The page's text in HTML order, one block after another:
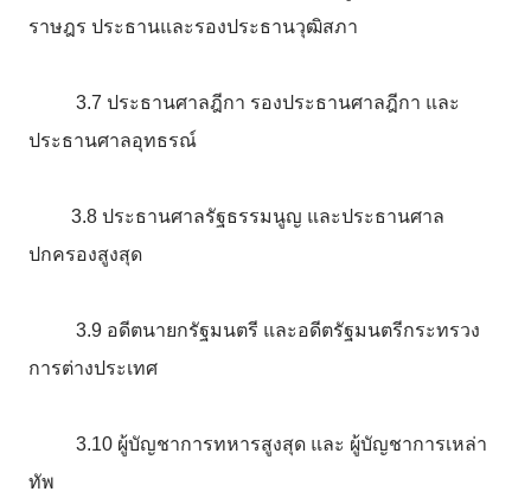
ราษฎร ประธานและรองประธานวุฒิสภา
3.7 ประธานศาลฎีกา รองประธานศาลฎีกา และ
ประธานศาลอุทธรณ์
3.8 ประธานศาลรัฐธรรมนูญ และประธานศาล
ปกครองสูงสุด
3.9 อดีตนายกรัฐมนตรี และอดีตรัฐมนตรีกระทรวง
การต่างประเทศ
3.10 ผู้บัญชาการทหารสูงสุด และ ผู้บัญชาการเหล่า
ทัพ